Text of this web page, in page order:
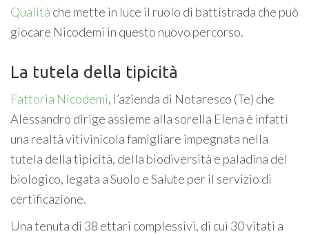
Qualità che mette in luce il ruolo di battistrada che può
giocare Nicodemi in questo nuovo percorso.
La tutela della tipicità
Fattoria Nicodemi, l’azienda di Notaresco (Te) che
Alessandro dirige assieme alla sorella Elena è infatti
una realtà vitivinicola famigliare impegnata nella
tutela della tipicità, della biodiversità e paladina del
biologico, legata a Suolo e Salute per il servizio di
certificazione.
Una tenuta di 38 ettari complessivi, di cui 30 vitati a